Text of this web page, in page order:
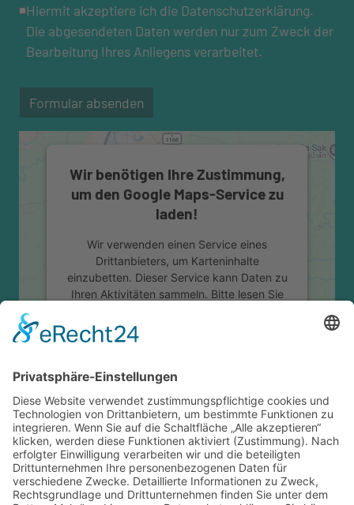
Hiermit akzeptiere ich die Datenschutzerklärung.
Die abgesendeten Daten werden nur zum Zweck der
Bearbeitung Ihres Anliegens verarbeitet.
Formular absenden
Wir benötigen Ihre Zustimmung,
um den Google Maps-Service zu
laden!
Wir verwenden einen Service eines
Drittanbieters, um Karteninhalte
einzubetten. Dieser Service kann Daten zu
Ihren Aktivitäten sammeln. Bitte lesen Sie
Nutzung des Service zu, um diese Karte
Mehr Informationen
Akzeptieren
powered byUsercentrics Consent
Management Platform&eRecht24